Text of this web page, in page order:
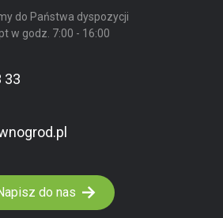
do Państwa dyspozycji
w godz. 7:00 - 16:00
33
do nas